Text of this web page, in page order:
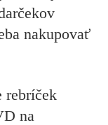
nakupovať
rebríček
na